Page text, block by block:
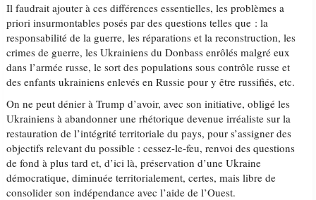
Il faudrait ajouter à ces différences essentielles, les problèmes a
priori insurmontables posés par des questions telles que : la
responsabilité de la guerre, les réparations et la reconstruction, les
crimes de guerre, les Ukrainiens du Donbass enrôlés malgré eux
dans l’armée russe, le sort des populations sous contrôle russe et
des enfants ukrainiens enlevés en Russie pour y être russifiés, etc.
On ne peut dénier à Trump d’avoir, avec son initiative, obligé les
Ukrainiens à abandonner une rhétorique devenue irréaliste sur la
restauration de l’intégrité territoriale du pays, pour s’assigner des
objectifs relevant du possible : cessez-le-feu, renvoi des questions
de fond à plus tard et, d’ici là, préservation d’une Ukraine
démocratique, diminuée territorialement, certes, mais libre de
consolider son indépendance avec l’aide de l’Ouest.